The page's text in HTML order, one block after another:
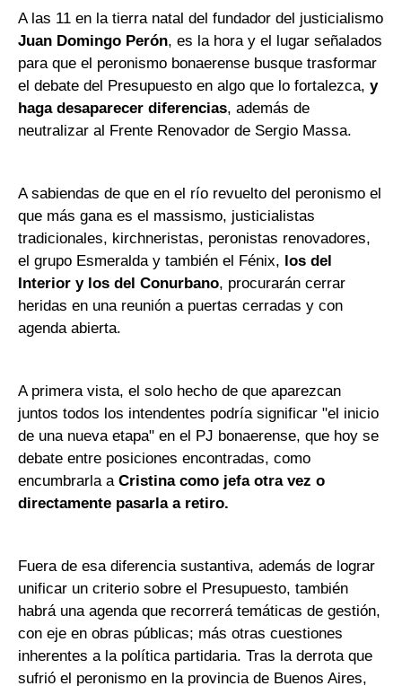
A las 11 en la tierra natal del fundador del justicialismo
Juan Domingo Perón, es la hora y el lugar señalados
para que el peronismo bonaerense busque trasformar
el debate del Presupuesto en algo que lo fortalezca, y
haga desaparecer diferencias, además de
neutralizar al Frente Renovador de Sergio Massa.
A sabiendas de que en el río revuelto del peronismo el
que más gana es el massismo, justicialistas
tradicionales, kirchneristas, peronistas renovadores,
el grupo Esmeralda y también el Fénix, los del
Interior y los del Conurbano, procurarán cerrar
heridas en una reunión a puertas cerradas y con
agenda abierta.
A primera vista, el solo hecho de que aparezcan
juntos todos los intendentes podría significar "el inicio
de una nueva etapa" en el PJ bonaerense, que hoy se
debate entre posiciones encontradas, como
encumbrarla a Cristina como jefa otra vez o
directamente pasarla a retiro.
Fuera de esa diferencia sustantiva, además de lograr
unificar un criterio sobre el Presupuesto, también
habrá una agenda que recorrerá temáticas de gestión,
con eje en obras públicas; más otras cuestiones
inherentes a la política partidaria. Tras la derrota que
sufrió el peronismo en la provincia de Buenos Aires,